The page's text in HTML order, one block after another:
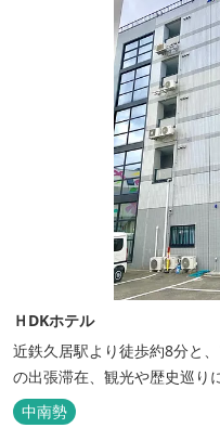
ＨDKホテル
近鉄久居駅より徒歩約8分と
の出張滞在、観光や歴史巡り
中南勢